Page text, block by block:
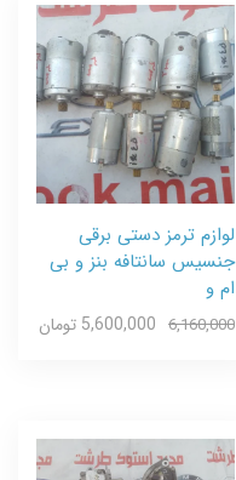
لوازم ترمز دستی برقی
جنسیس سانتافه بنز و بی
ام و
6,160,000 5,600,000 تومان